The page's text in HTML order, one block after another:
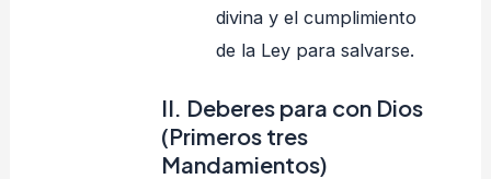
divina y el cumplimiento
de la Ley para salvarse.
II. Deberes para con Dios
(Primeros tres
Mandamientos)